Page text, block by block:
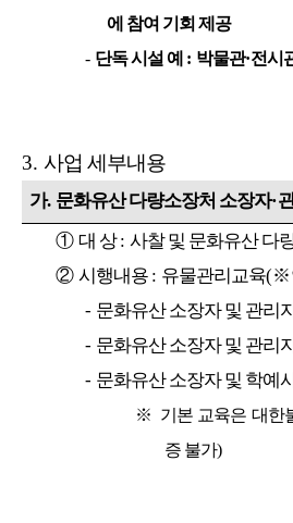
에 참여 기회 제공
- 단독 시설 예 : 박물관·전시
3. 사업 세부내용
가. 문화유산 다량소장처 소장자·
①대 상:사찰 및 문화유산 다
②시행내용 : 유물관리교육(※
- 문화유산 소장자 및 관리
- 문화유산 소장자 및 관리
- 문화유산 소장자 및 학예
※ 기본 교육은 대한
증 불가)